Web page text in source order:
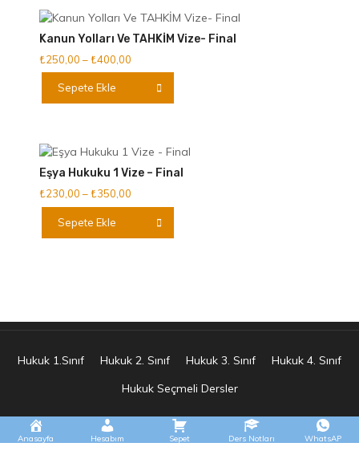
varyasyonu
Seçenekler
Kanun Yolları Ve TAHKİM Vize- Final
₺250,00 –₺400,00Fiyat
aralığı:
₺250,00
-
Sepete Ekle
varyasyonu
Seçenekler
Eşya Hukuku 1 Vize – Final
₺230,00 –₺350,00Fiyat
aralığı:
₺230,00
-
Sepete Ekle
seçilebilir
Hukuk 1.Sınıf Hukuk 2. Sınıf Hukuk 3. Sınıf
Hukuk 4. Sınıf
Hukuk Seçmeli Dersler
E.s Tasarım Tüm Hakları Saklıdır 2025 © Hukuknotunuz|Theme:
Anasayfa Hesabım Sepet Ders Notları WhatsAP